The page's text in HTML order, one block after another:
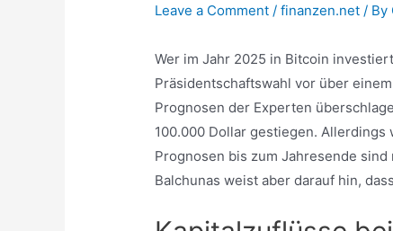
Leave a Comment /finanzen.net / By
Wer im Jahr 2025 in Bitcoin
Präsidentschaftswahl vor über
Prognosen der Experten
100.000 Dollar gestiegen.
Prognosen bis zum Jahresende
Balchunas weist aber darauf hin,